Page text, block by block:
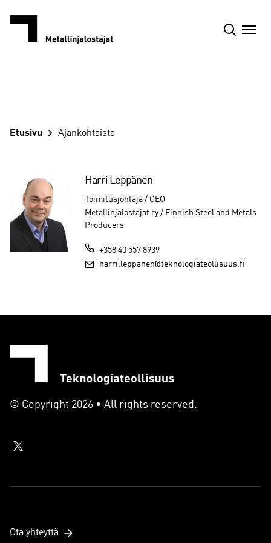
Etusivu Ajankohtaista
Harri Leppänen
Toimitusjohtaja / CEO
Metallinjalostajat ry / Finnish Steel and Metals
Producers
+358 40 557 8939
harri.leppanen@teknologiateollisuus.fi
© Copyright 2026 • All rights reserved.
Ota yhteyttä